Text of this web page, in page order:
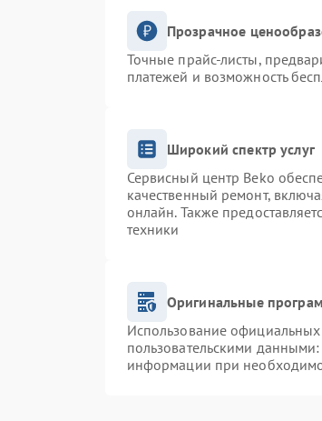
Прозрачное
Точные прайс-листы,
платежей и возможность
Широкий спектр услуг
Сервисный центр Beko
качественный ремонт,
онлайн. Также
техники
Оригинальные
Использование
пользовательскими
информации при